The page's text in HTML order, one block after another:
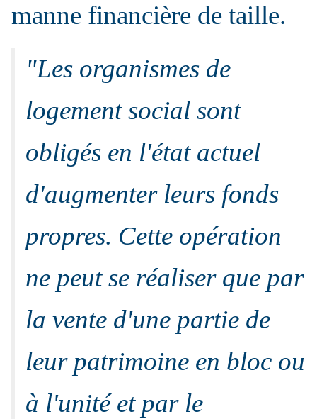
manne financière de taille.
"Les organismes de
logement social sont
obligés en l'état actuel
d'augmenter leurs fonds
propres. Cette opération
ne peut se réaliser que par
la vente d'une partie de
leur patrimoine en bloc ou
à l'unité et par le